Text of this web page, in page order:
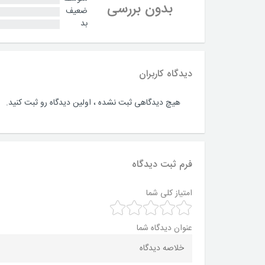
بدون بررسی
ضعیف
بد
دیدگاه کاربران
هیچ دیدگاهی ثبت نشده ، اولین دیدگاه رو ثبت کنید.
فرم ثبت دیدگاه
امتیاز کلی شما
عنوان دیدگاه شما